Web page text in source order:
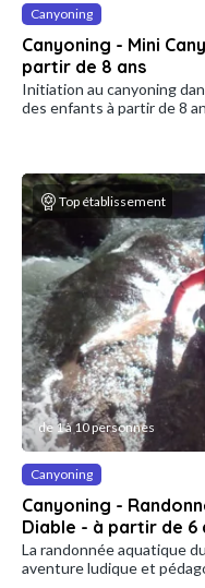
Canyoning
Canyoning - Mini
partir de 8 ans
Initiation au canyoning
des enfants à partir de 8
Top établissement
de 1 à 10 personnes
Canyoning
Canyoning -
Diable - à partir de 6
La randonnée aquatique
aventure ludique et